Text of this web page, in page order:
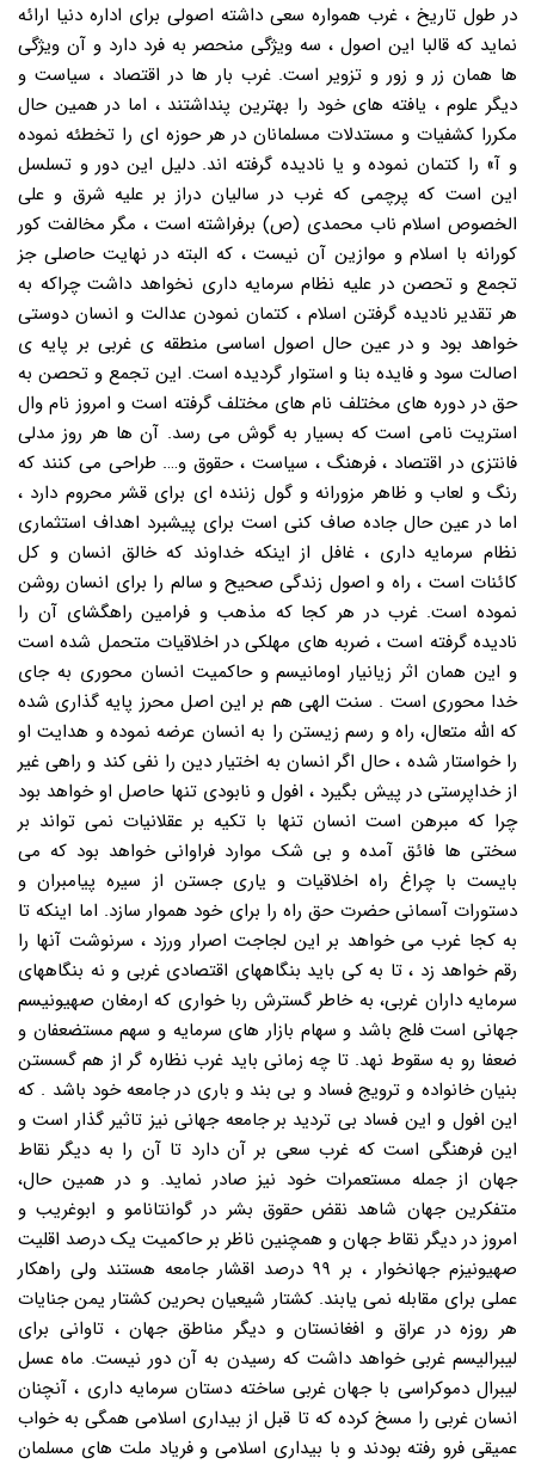
در طول تاریخ ، غرب همواره سعی داشته اصولی برای اداره دنیا ارائه
نماید که قالبا این اصول ، سه ویژگی منحصر به فرد دارد و آن ویژگی
ها همان زر و زور و تزویر است. غرب بار ها در اقتصاد ، سیاست و
دیگر علوم ، یافته های خود را بهترین پنداشتند ، اما در همین حال
مکررا کشفیات و مستدلات مسلمانان در هر حوزه ای را تخطئه نموده
و آ» را کتمان نموده و یا نادیده گرفته اند. دلیل این دور و تسلسل
این است که پرچمی که غرب در سالیان دراز بر علیه شرق و علی
الخصوص اسلام ناب محمدی (ص) برفراشته است ، مگر مخالفت کور
کورانه با اسلام و موازین آن نیست ، که البته در نهایت حاصلی جز
تجمع و تحصن در علیه نظام سرمایه داری نخواهد داشت چراکه به
هر تقدیر نادیده گرفتن اسلام ، کتمان نمودن عدالت و انسان دوستی
خواهد بود و در عین حال اصول اساسی منطقه ی غربی بر پایه ی
اصالت سود و فایده بنا و استوار گردیده است. این تجمع و تحصن به
حق در دوره های مختلف نام های مختلف گرفته است و امروز نام وال
استریت نامی است که بسیار به گوش می رسد. آن ها هر روز مدلی
فانتزی در اقتصاد ، فرهنگ ، سیاست ، حقوق و…. طراحی می کنند که
رنگ و لعاب و ظاهر مزورانه و گول زننده ای برای قشر محروم دارد ،
اما در عین حال جاده صاف کنی است برای پیشبرد اهداف استثماری
نظام سرمایه داری ، غافل از اینکه خداوند که خالق انسان و کل
کائنات است ، راه و اصول زندگی صحیح و سالم را برای انسان روشن
نموده است. غرب در هر کجا که مذهب و فرامین راهگشای آن را
نادیده گرفته است ، ضربه های مهلکی در اخلاقیات متحمل شده است
و این همان اثر زیانیار اومانیسم و حاکمیت انسان محوری به جای
خدا محوری است . سنت الهی هم بر این اصل محرز پایه گذاری شده
که الله متعال، راه و رسم زیستن را به انسان عرضه نموده و هدایت او
را خواستار شده ، حال اگر انسان به اختیار دین را نفی کند و راهی غیر
از خداپرستی در پیش بگیرد ، افول و نابودی تنها حاصل او خواهد بود
چرا که مبرهن است انسان تنها با تکیه بر عقلانیات نمی تواند بر
سختی ها فائق آمده و بی شک موارد فراوانی خواهد بود که می
بایست با چراغ راه اخلاقیات و یاری جستن از سیره پیامبران و
دستورات آسمانی حضرت حق راه را برای خود هموار سازد. اما اینکه تا
به کجا غرب می خواهد بر این لجاجت اصرار ورزد ، سرنوشت آنها را
رقم خواهد زد ، تا به کی باید بنگاههای اقتصادی غربی و نه بنگاههای
سرمایه داران غربی، به خاطر گسترش ربا خواری که ارمغان صهیونیسم
جهانی است فلج باشد و سهام بازار های سرمایه و سهم مستضعفان و
ضعفا رو به سقوط نهد. تا چه زمانی باید غرب نظاره گر از هم گسستن
بنیان خانواده و ترویج فساد و بی بند و باری در جامعه خود باشد . که
این افول و این فساد بی تردید بر جامعه جهانی نیز تاثیر گذار است و
این فرهنگی است که غرب سعی بر آن دارد تا آن را به دیگر نقاط
جهان از جمله مستعمرات خود نیز صادر نماید. و در همین حال،
متفکرین جهان شاهد نقض حقوق بشر در گوانتانامو و ابوغریب و
امروز در دیگر نقاط جهان و همچنین ناظر بر حاکمیت یک درصد اقلیت
صهیونیزم جهانخوار ، بر ۹۹ درصد اقشار جامعه هستند ولی راهکار
عملی برای مقابله نمی یابند. کشتار شیعیان بحرین کشتار یمن جنایات
هر روزه در عراق و افغانستان و دیگر مناطق جهان ، تاوانی برای
لیبرالیسم غربی خواهد داشت که رسیدن به آن دور نیست. ماه عسل
لیبرال دموکراسی با جهان غربی ساخته دستان سرمایه داری ، آنچنان
انسان غربی را مسخ کرده که تا قبل از بیداری اسلامی همگی به خواب
عمیقی فرو رفته بودند و با بیداری اسلامی و فریاد ملت های مسلمان